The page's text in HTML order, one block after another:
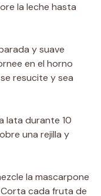
la leche hasta
y suave
en el horno
resucite y sea
lata durante 10
una rejilla y
la mascarpone
Corta cada fruta de